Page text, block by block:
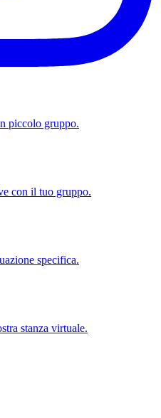
piccolo gruppo.
con il tuo gruppo.
specifica.
stanza virtuale.